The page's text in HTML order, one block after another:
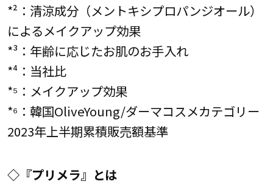
*²：清涼成分（メントキシプロパンジオール）
によるメイクアップ効果
*³：年齢に応じたお肌のお手入れ
*⁴：当社比
*⁵：メイクアップ効果
*⁶：韓国OliveYoung/ダーマコスメカテゴリー
2023年上半期累積販売額基準
◇『プリメラ』とは